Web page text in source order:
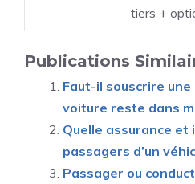
tiers +
Publications
Faut-il souscrire une
voiture reste dans
Quelle assurance et
passagers d’un
Passager ou